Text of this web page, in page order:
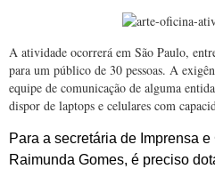
A atividade ocorrerá em São Paulo,
para um público de 30 pessoas. A
equipe de comunicação de alguma
dispor de laptops e celulares com
Para a secretária de Imprensa
Raimunda Gomes, é preciso